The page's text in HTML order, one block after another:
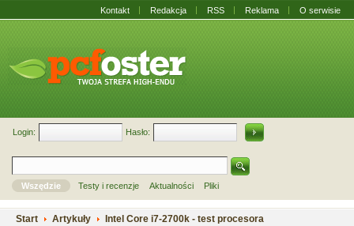
Kontakt Redakcja RSS Reklama O serwisie
Login: Hasło:
Wszędzie Testy i recenzje Aktualności Pliki
Start Artykuły Intel Core i7-2700k - test procesora